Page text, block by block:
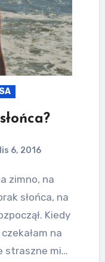
lis 6, 2016
zimno, na
słońca, na
Kiedy
na
straszne mi…